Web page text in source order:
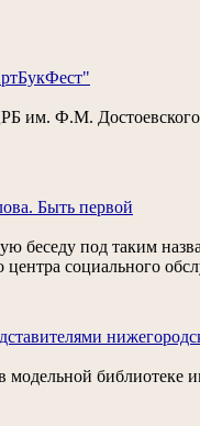
им. Ф.М.
Быть первой
беседу под таким
центра социального
в модельной